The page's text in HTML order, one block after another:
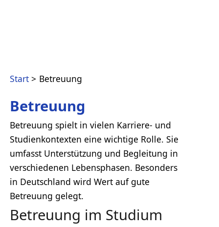
Start Betreuung
Betreuung
Betreuung spielt in vielen Karriere- und
Studienkontexten eine wichtige Rolle. Sie
umfasst Unterstützung und Begleitung in
verschiedenen Lebensphasen. Besonders
in Deutschland wird Wert auf gute
Betreuung gelegt.
Betreuung im Studium